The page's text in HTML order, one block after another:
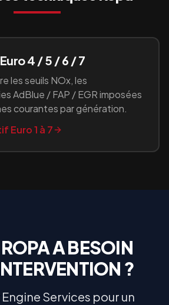
4 / 5 / 6 / 7
les seuils NOx, les
AdBlue / FAP / EGR imposées
courantes par génération.
Euro 1 à 7
ROPAA BESOIN
?
Services pour un